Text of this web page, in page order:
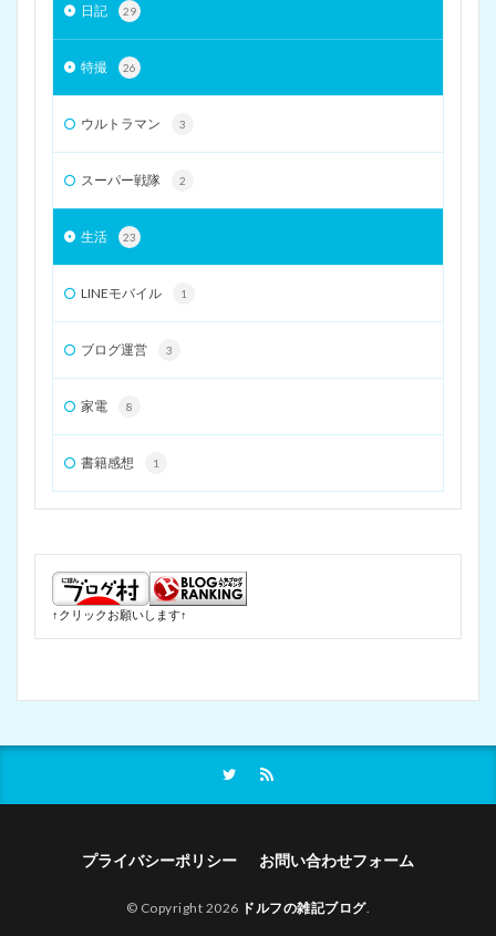
日記 29
特撮 26
ウルトラマン 3
スーパー戦隊 2
生活 23
LINEモバイル 1
ブログ運営 3
家電 8
書籍感想 1
↑クリックお願いします↑
プライバシーポリシー お問い合わせフォーム
© Copyright 2026 ドルフの雑記ブログ.